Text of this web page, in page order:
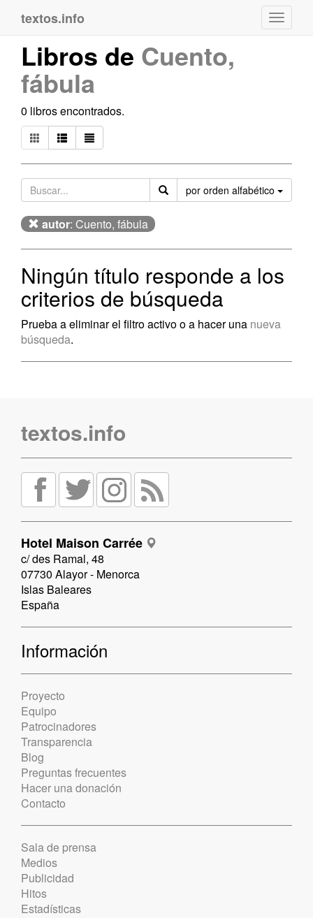
textos.info
Libros de Cuento,
fábula
0 libros encontrados.
por orden alfabético
autor: Cuento, fábula
Ningún título responde a los
criterios de búsqueda
Prueba a eliminar el filtro activo o a hacer una nueva
búsqueda.
textos.info
Hotel Maison Carrée
c/ des Ramal, 48
07730 Alayor - Menorca
Islas Baleares
España
Información
Proyecto
Equipo
Patrocinadores
Transparencia
Blog
Preguntas frecuentes
Hacer una donación
Contacto
Sala de prensa
Medios
Publicidad
Hitos
Estadísticas